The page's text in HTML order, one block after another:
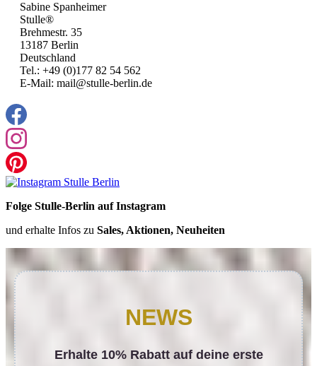
Sabine Spanheimer
Stulle®
Brehmestr. 35
13187 Berlin
Deutschland
Tel.: +49 (0)177 82 54 562
E-Mail: mail@stulle-berlin.de
Folge Stulle-Berlin auf Instagram
und erhalte Infos zu Sales, Aktionen, Neuheiten
NEWS
Erhalte 10% Rabatt auf deine erste